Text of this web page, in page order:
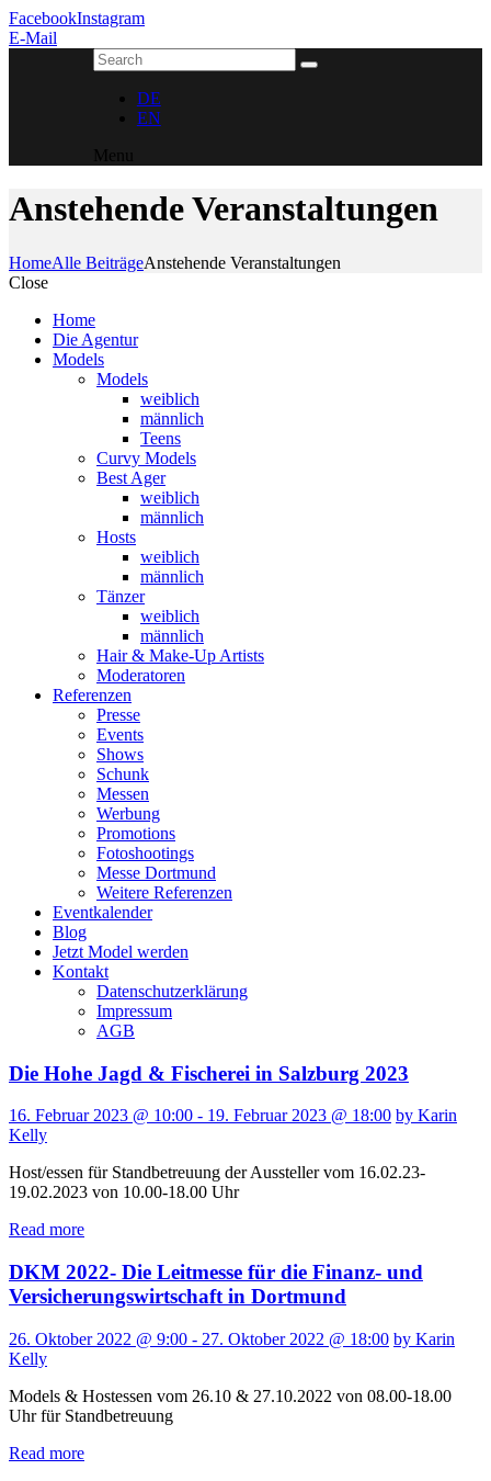
FacebookInstagram
E-Mail
DE
EN
Menu
Anstehende Veranstaltungen
HomeAlle BeiträgeAnstehende Veranstaltungen
Close
Home
Die Agentur
Models
Models
weiblich
männlich
Teens
Curvy Models
Best Ager
weiblich
männlich
Hosts
weiblich
männlich
Tänzer
weiblich
männlich
Hair & Make-Up Artists
Moderatoren
Referenzen
Presse
Events
Shows
Schunk
Messen
Werbung
Promotions
Fotoshootings
Messe Dortmund
Weitere Referenzen
Eventkalender
Blog
Jetzt Model werden
Kontakt
Datenschutzerklärung
Impressum
AGB
Die Hohe Jagd & Fischerei in Salzburg 2023
16. Februar 2023 @ 10:00 - 19. Februar 2023 @ 18:00 by Karin
Kelly
Host/essen für Standbetreuung der Aussteller vom 16.02.23-
19.02.2023 von 10.00-18.00 Uhr
Read more
DKM 2022- Die Leitmesse für die Finanz- und
Versicherungswirtschaft in Dortmund
26. Oktober 2022 @ 9:00 - 27. Oktober 2022 @ 18:00 by Karin
Kelly
Models & Hostessen vom 26.10 & 27.10.2022 von 08.00-18.00
Uhr für Standbetreuung
Read more